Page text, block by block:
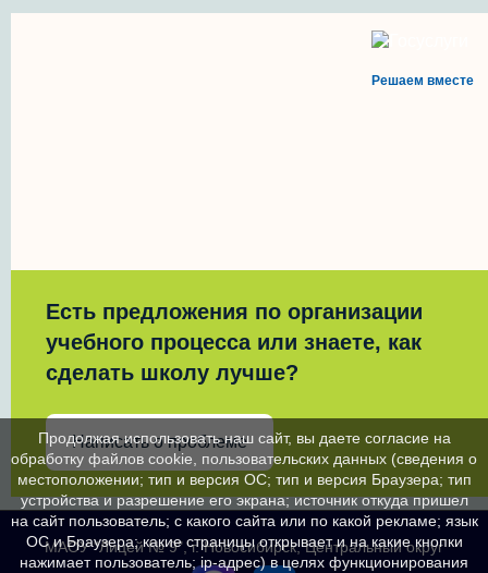
Решаем вместе
Есть предложения по организации
учебного процесса или знаете, как
сделать школу лучше?
Написать о проблеме
МАОУ "Лицей № 9", г. Новосибирск, Центральный округ
Продолжая использовать наш сайт, вы даете согласие на
обработку файлов cookie, пользовательских данных (сведения о
местоположении; тип и версия ОС; тип и версия Браузера; тип
устройства и разрешение его экрана; источник откуда пришел
на сайт пользователь; с какого сайта или по какой рекламе; язык
ОС и Браузера; какие страницы открывает и на какие кнопки
нажимает пользователь; ip-адрес) в целях функционирования